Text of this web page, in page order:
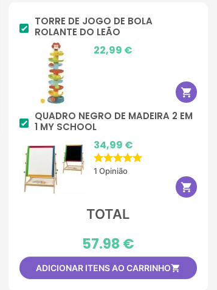
TORRE DE JOGO DE BOLA
ROLANTE DO LEÃO
Preço
22,99 €

QUADRO NEGRO DE MADEIRA 2 EM
1 MY SCHOOL
Preço
34,99 €
1 Opinião

TOTAL
57.98 €
ADICIONAR ITENS AO CARRINHO